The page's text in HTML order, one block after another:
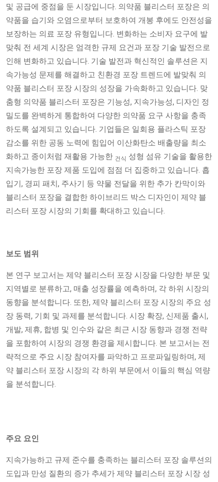
및 공급에 중점을 둔 시장입니다. 의약품 블리스터 포장은 의
약품을 습기와 오염으로부터 보호하여 개봉 후에도 안전성을
보장하는 의료 포장 유형입니다. 변화하는 소비자 요구에 발
맞춰 전 세계 시장은 엄격한 규제 요건과 포장 기술 발전으로
인해 변화하고 있습니다. 기술 발전과 혁신적인 솔루션은 지
속가능성 문제를 해결하고 친환경 포장 트렌드에 발맞춰 의
약품 블리스터 포장 시장의 성장을 가속화하고 있습니다. 맞
춤형 의약품 블리스터 포장은 기능성, 지속가능성, 디자인 정
밀도를 완벽하게 통합하여 다양한 의약품 요구 사항을 충족
하도록 설계되고 있습니다. 기업들은 일회용 플라스틱 포장
감소를 위한 공동 노력에 힘입어 이산화탄소 배출량을 최소
화하고 종이처럼 재활용 가능한 건식 성형 섬유 기술을 활용한
지속가능한 포장 제품 도입에 점점 더 집중하고 있습니다. 흡
입기, 경피 패치, 주사기 등 약물 전달을 위한 추가 칸막이와
블리스터 포장을 결합한 하이브리드 박스 디자인이 제약 블
리스터 포장 시장의 기회를 확대하고 있습니다.
보도 범위
본 연구 보고서는 제약 블리스터 포장 시장을 다양한 부문 및
지역별로 분류하고, 매출 성장률을 예측하며, 각 하위 시장의
동향을 분석합니다. 또한, 제약 블리스터 포장 시장의 주요 성
장 동력, 기회 및 과제를 분석합니다. 시장 확장, 신제품 출시,
개발, 제휴, 합병 및 인수와 같은 최근 시장 동향과 경쟁 전략
을 포함하여 시장의 경쟁 환경을 제시합니다. 본 보고서는 전
략적으로 주요 시장 참여자를 파악하고 프로파일링하며, 제
약 블리스터 포장 시장의 각 하위 부문에서 이들의 핵심 역량
을 분석합니다.
주요 요인
지속가능하고 규제 준수를 충족하는 블리스터 포장 솔루션의
도입과 만성 질환의 증가 추세가 제약 블리스터 포장 시장 성